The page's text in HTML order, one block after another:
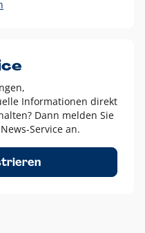
nur in Ausnahmefällen
Weiß-Umsetzungen
von jeweils einer
alle Richtungen
Informationen direkt
Dann melden Sie
Service an.